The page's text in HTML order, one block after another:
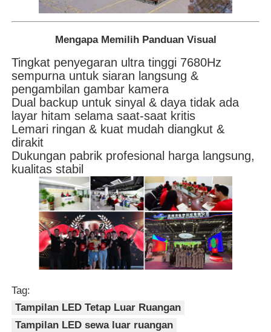
Mengapa Memilih Panduan Visual
Tingkat penyegaran ultra tinggi 7680Hz
sempurna untuk siaran langsung &
pengambilan gambar kamera
Dual backup untuk sinyal & daya tidak ada
layar hitam selama saat-saat kritis
Lemari ringan & kuat mudah diangkut &
dirakit
Dukungan pabrik profesional harga langsung,
kualitas stabil
Tag:
Tampilan LED Tetap Luar Ruangan
Tampilan LED sewa luar ruangan